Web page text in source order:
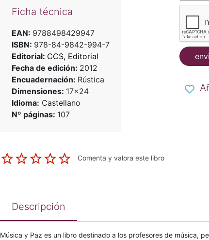
Ficha técnica
EAN: 9788498429947
ISBN: 978-84-9842-994-7
Editorial: CCS, Editorial
Fecha de edición: 2012
Encuadernación: Rústica
Dimensiones: 17x24
Idioma: Castellano
Nº páginas: 107
Comenta y valora este libro
Descripción
Música y Paz es un libro destinado a los profesores de música,